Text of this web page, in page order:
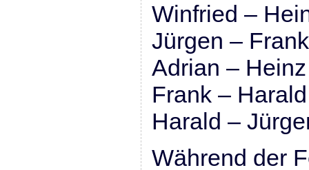
Winfried –
Jürgen – Frank
Adrian – Heinz
Frank – Harald
Harald –
Während der